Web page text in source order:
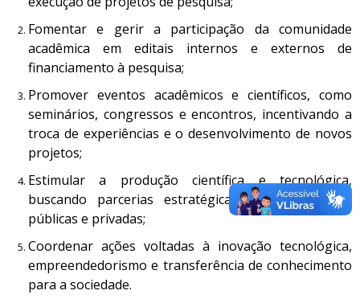
Fomentar e gerir a participação da comunidade
acadêmica em editais internos e externos de
financiamento à pesquisa;
Promover eventos acadêmicos e científicos, como
seminários, congressos e encontros, incentivando a
troca de experiências e o desenvolvimento de novos
projetos;
Estimular a produção científica e tecnológica,
buscando parcerias estratégicas com instituições
públicas e privadas;
Coordenar ações voltadas à inovação tecnológica,
empreendedorismo e transferência de conhecimento
para a sociedade.